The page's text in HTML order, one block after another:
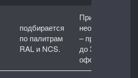
подбирается
по палитрам
RAL и NCS.
При
необходимости
– предложим
до 3 вариантов
оформления.